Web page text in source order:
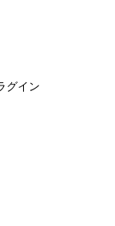
グイン